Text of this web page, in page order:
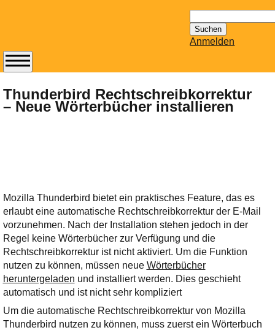
nach:
Anmelden
Thunderbird Rechtschreibkorrektur
– Neue Wörterbücher installieren
Mozilla Thunderbird bietet ein praktisches Feature, das es
erlaubt eine automatische Rechtschreibkorrektur der E-Mail
vorzunehmen. Nach der Installation stehen jedoch in der
Regel keine Wörterbücher zur Verfügung und die
Rechtschreibkorrektur ist nicht aktiviert. Um die Funktion
nutzen zu können, müssen neue Wörterbücher
heruntergeladen und installiert werden. Dies geschieht
automatisch und ist nicht sehr kompliziert
Um die automatische Rechtschreibkorrektur von Mozilla
Thunderbird nutzen zu können, muss zuerst ein Wörterbuch
Abonnieren Sie den
14-tägig
erscheinenden
bereithält!
Wie z.B. Outlook,
GMail, Thunderbird
oder auch
KuNoMail, usw.
Ihre E-Mail
Adresse:
E-Mail